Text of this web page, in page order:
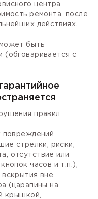
центра
ремонта, после
действиях.
быть
(обговаривается с
правил
повреждений
стрелки, риски,
отсутствие или
часов и т.п.);
вскрытия вне
(царапины на
крышкой,